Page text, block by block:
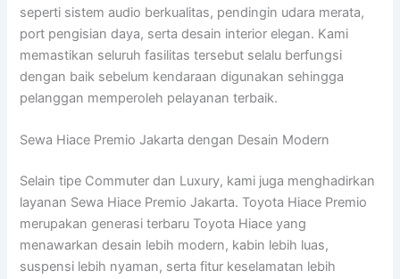
seperti sistem audio berkualitas, pendingin udara merata,
port pengisian daya, serta desain interior elegan. Kami
memastikan seluruh fasilitas tersebut selalu berfungsi
dengan baik sebelum kendaraan digunakan sehingga
pelanggan memperoleh pelayanan terbaik.
Sewa Hiace Premio Jakarta dengan Desain Modern
Selain tipe Commuter dan Luxury, kami juga menghadirkan
layanan Sewa Hiace Premio Jakarta. Toyota Hiace Premio
merupakan generasi terbaru Toyota Hiace yang
menawarkan desain lebih modern, kabin lebih luas,
suspensi lebih nyaman, serta fitur keselamatan lebih